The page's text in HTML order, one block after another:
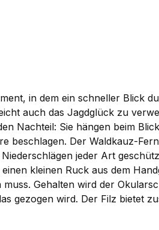
in dem ein schneller Blick
auch das Jagdglück zu
Nachteil: Sie hängen beim
Der Waldkauz-
jeder Art
kleinen Ruck aus dem
Gehalten wird der
gezogen wird. Der Filz bietet